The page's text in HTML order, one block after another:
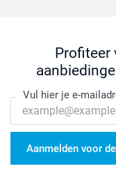
Profiteer
Vul hier je e-
Aanmelden voor